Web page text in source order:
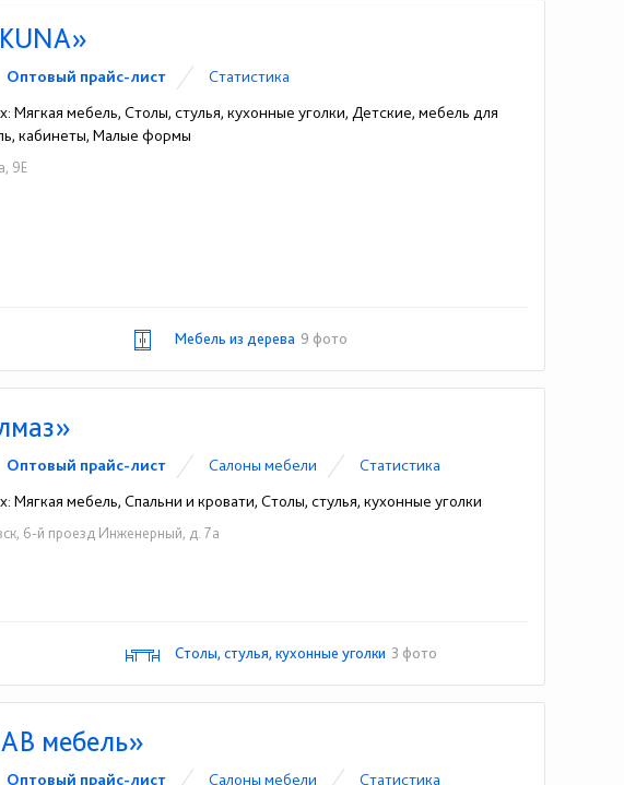
Оптовый прайс-лист
Статистика
Мягкая мебель, Столы, стулья, кухонные уголки, Детские, мебель для
кабинеты, Малые формы
9Е
Мебель из дерева 9 фото
Оптовый прайс-лист Cалоны мебели
Статистика
мебель, Спальни и кровати, Столы, стулья, кухонные уголки
6-й проезд Инженерный, д. 7а
Столы, стулья, кухонные уголки 3 фото
мебель»
Оптовый прайс-лист Cалоны мебели Статистика